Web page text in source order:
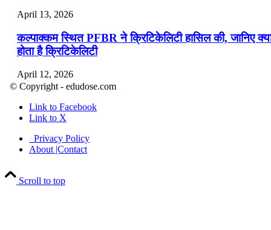
April 13, 2026
कल्पाक्कम स्थित PFBR ने क्रिटिकेलिटी हासिल की, जानिए
होता है क्रिटिकेलिटी
April 12, 2026
April 9, 2026
नासा का आर्टेमिस-2 मिशन: मनुष्य एक बार फिर से चंद्रमा के
पहुंचा
April 7, 2026
© Copyright - edudose.com
Link to Facebook
Link to X
Privacy Policy
About |Contact
Scroll to top